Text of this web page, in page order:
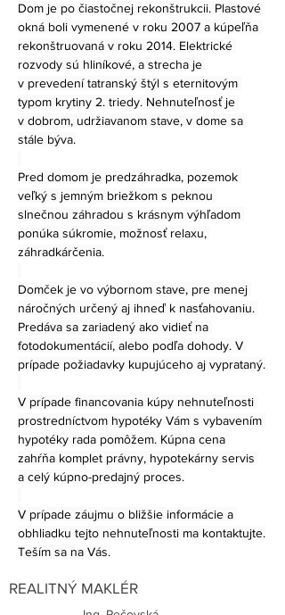
Dom je po čiastočnej rekonštrukcii. Plastové
okná boli vymenené v roku 2007 a kúpeľňa
rekonštruovaná v roku 2014. Elektrické
rozvody sú hliníkové, a strecha je
v prevedení tatranský štýl s eternitovým
typom krytiny 2. triedy. Nehnuteľnosť je
v dobrom, udržiavanom stave, v dome sa
stále býva.
Pred domom je predzáhradka, pozemok
veľký s jemným briežkom s peknou
slnečnou záhradou s krásnym výhľadom
ponúka súkromie, možnosť relaxu,
záhradkárčenia.
Domček je vo výbornom stave, pre menej
náročných určený aj ihneď k nasťahovaniu.
Predáva sa zariadený ako vidieť na
fotodokumentácií, alebo podľa dohody. V
prípade požiadavky kupujúceho aj vyprataný.
V prípade financovania kúpy nehnuteľnosti
prostredníctvom hypotéky Vám s vybavením
hypotéky rada pomôžem. Kúpna cena
zahŕňa komplet právny, hypotekárny servis
a celý kúpno-predajný proces.
V prípade záujmu o bližšie informácie a
obhliadku tejto nehnuteľnosti ma kontaktujte.
Teším sa na Vás.
REALITNÝ MAKLÉR